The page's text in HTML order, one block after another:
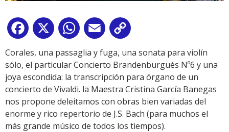
Facebook
X WhatsApp
Email
Link
Corales, una passaglia y fuga, una sonata para violín
sólo, el particular Concierto Brandenburgués Nº6 y una
joya escondida: la transcripción para órgano de un
concierto de Vivaldi. la Maestra Cristina García Banegas
nos propone deleitamos con obras bien variadas del
enorme y rico repertorio de J.S. Bach (para muchos el
más grande músico de todos los tiempos).